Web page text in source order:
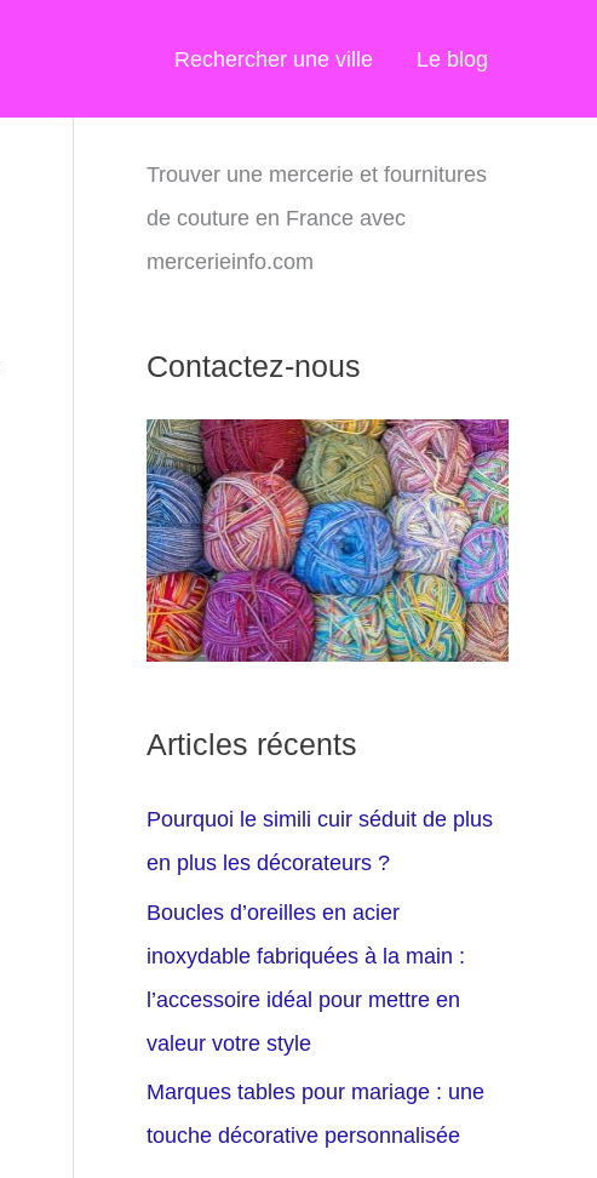
Rechercher une ville Le blog
Trouver une mercerie et fournitures
de couture en France avec
mercerieinfo.com
Contactez-nous
Articles récents
Pourquoi le simili cuir séduit de plus
en plus les décorateurs ?
Boucles d’oreilles en acier
inoxydable fabriquées à la main :
l’accessoire idéal pour mettre en
valeur votre style
Marques tables pour mariage : une
touche décorative personnalisée